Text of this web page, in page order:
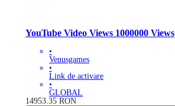
YouTube Video Views 1000000 Views
•
Venusgames
•
Link de activare
•
GLOBAL
14953.35 RON